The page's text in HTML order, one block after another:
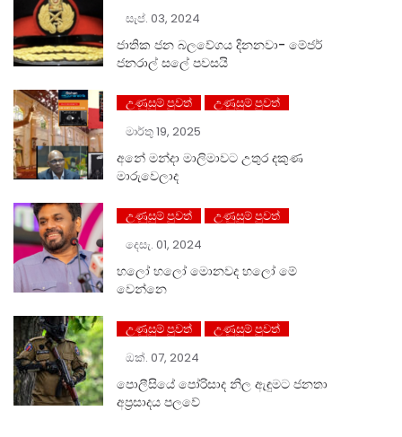
සැප්. 03, 2024
ජාතික ජන බලවේගය දිනනවා- මේජර්
ජනරාල් සලේ පවසයි
උණුසුම් පුවත්
උණුසුම් පුවත්
මාර්තු 19, 2025
අනේ මන්දා මාලිමාවට උතුර දකුණ
මාරුවෙලාද
උණුසුම් පුවත්
උණුසුම් පුවත්
දෙසැ. 01, 2024
හලෝ ⁣හලෝ මොනවද හලෝ මේ
වෙන්නෙ
උණුසුම් පුවත්
උණුසුම් පුවත්
ඔක්. 07, 2024
පොලීසියේ පෝරිසාද නිල ඇඳුමට ජනතා
අප්‍රසාදය පලවේ